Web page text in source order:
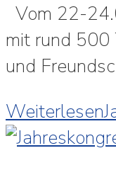
Vom 22-
mit rund 500
und
Weiterlesen